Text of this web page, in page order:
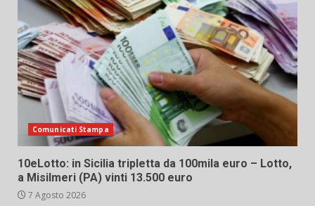
Comunicati Stampa
10eLotto: in Sicilia tripletta da 100mila euro – Lotto,
a Misilmeri (PA) vinti 13.500 euro
7 Agosto 2026